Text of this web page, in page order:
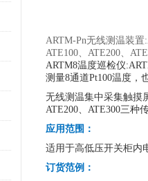
ARTM-Pn无线测温装
ATE100、ATE200、
ARTM8温度巡检仪
测量8通道Pt100温度，
无线测温集中采集触摸
ATE200、ATE300三种
应用范围：
适用于高低压开关柜内
订货范例：